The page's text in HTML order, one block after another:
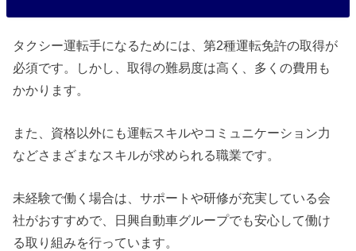
タクシー運転手になるためには、第2種運転免許の取得が
必須です。しかし、取得の難易度は高く、多くの費用も
かかります。
また、資格以外にも運転スキルやコミュニケーション力
などさまざまなスキルが求められる職業です。
未経験で働く場合は、サポートや研修が充実している会
社がおすすめで、日興自動車グループでも安心して働け
る取り組みを行っています。